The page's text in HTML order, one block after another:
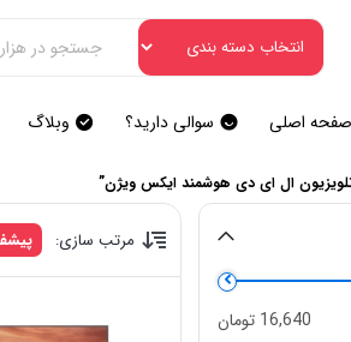
صفحه اصلی سوالی دارید؟ وبلاگ
ال ای دی هوشمند ایکس ویژن”
16,640 تومان
مرتب سازی: